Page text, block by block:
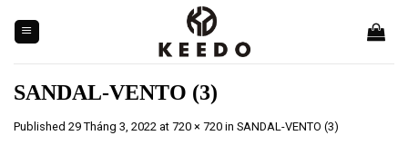
content
SANDAL-VENTO (3)
Published 29 Tháng 3, 2022 at 720 × 720 in SANDAL-VENTO (3)